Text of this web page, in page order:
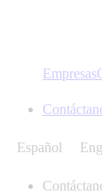
Empresas
Español